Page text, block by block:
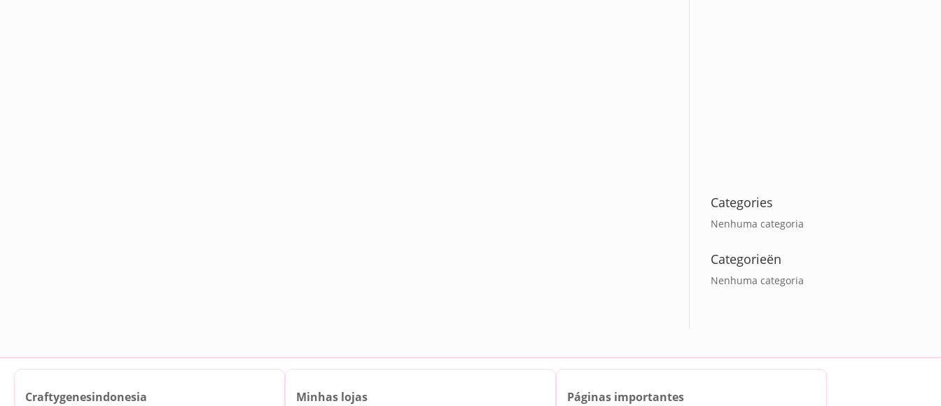
Categories
Nenhuma categoria
Categorieën
Nenhuma categoria
Craftygenesindonesia Minhas lojas Páginas importantes